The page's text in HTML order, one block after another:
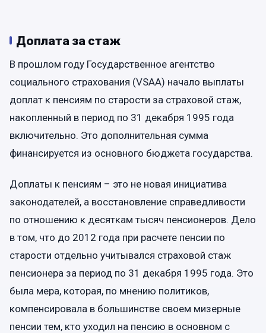
Доплата за стаж
В прошлом году Государственное агентство
социального страхования (VSAA) начало выплаты
доплат к пенсиям по старости за страховой стаж,
накопленный в период по 31 декабря 1995 года
включительно. Это дополнительная сумма
финансируется из основного бюджета государства.
Доплаты к пенсиям – это не новая инициатива
законодателей, а восстановление справедливости
по отношению к десяткам тысяч пенсионеров. Дело
в том, что до 2012 года при расчете пенсии по
старости отдельно учитывался страховой стаж
пенсионера за период по 31 декабря 1995 года. Это
была мера, которая, по мнению политиков,
компенсировала в большинстве своем мизерные
пенсии тем, кто уходил на пенсию в основном с